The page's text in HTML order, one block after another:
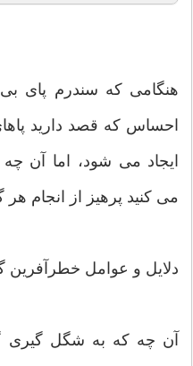
هنگامی که سندرم پای
احساس که قصد دارید
ایجاد می شود، اما آن
می کنید پرهیز از انجام
دلایل و عوامل
آن چه که به شگل گیری